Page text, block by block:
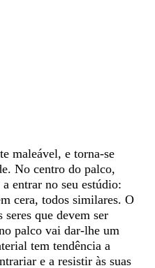
maleável, e torna-se
No centro do palco,
entrar no seu estúdio:
cera, todos similares. O
seres que devem ser
palco vai dar-lhe um
tem tendência a
e a resistir às suas